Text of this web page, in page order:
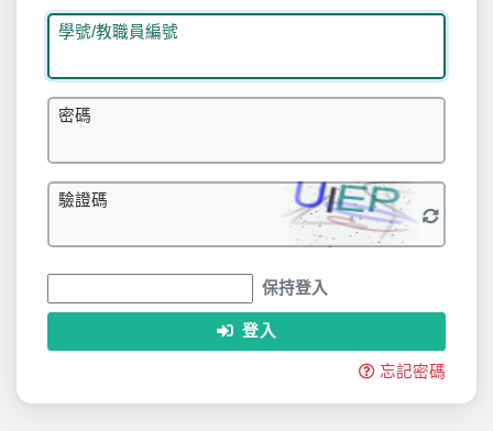
學號/教職員編號
密碼
驗證碼
保持登入
登入
忘記密碼